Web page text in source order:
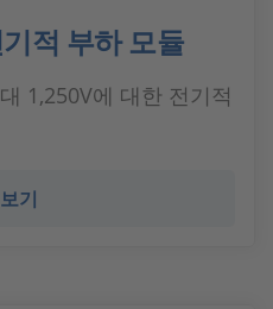
적 부하 모듈
1,250V에 대한 전기적
기